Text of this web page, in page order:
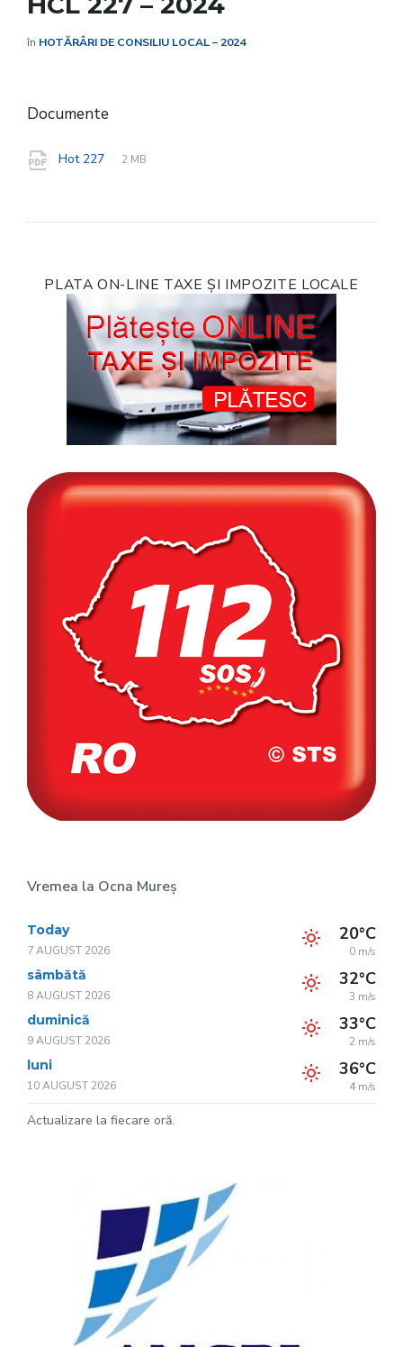
în HOTĂRÂRI DE CONSILIU LOCAL – 2024
Documente
Hot 227
File
pdf
File
2 MB
PLATA ON-LINE TAXE ȘI IMPOZITE LOCALE
Vremea la Ocna Mureș
Today
7 AUGUST 2026
20°C
0 m/s
sâmbătă
8 AUGUST 2026
32°C
3 m/s
duminică
9 AUGUST 2026
33°C
2 m/s
luni
10 AUGUST 2026
36°C
4 m/s
Actualizare la fiecare oră.